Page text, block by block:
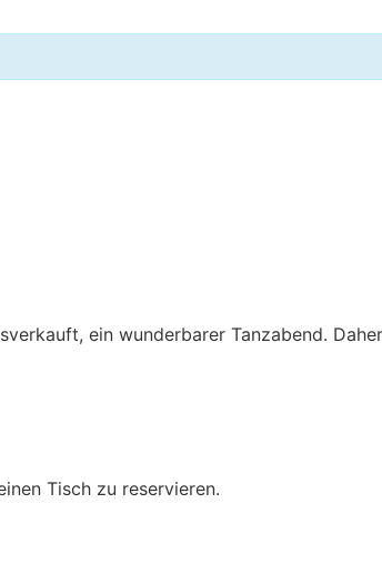
ein wunderbarer Tanzabend.
Tisch zu reservieren.